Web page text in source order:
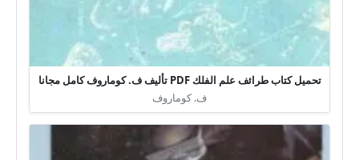
تحميل كتاب طرائف علم الفلك PDF تأليف ف. كوماروف كامل مجانا
ف. كوماروف